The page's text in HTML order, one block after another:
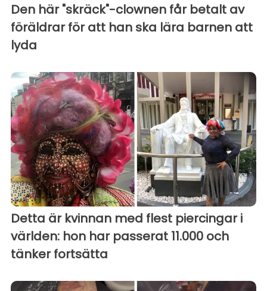
Den här "skräck"-clownen får betalt av
föräldrar för att han ska lära barnen att
lyda
Detta är kvinnan med flest piercingar i
världen: hon har passerat 11.000 och
tänker fortsätta